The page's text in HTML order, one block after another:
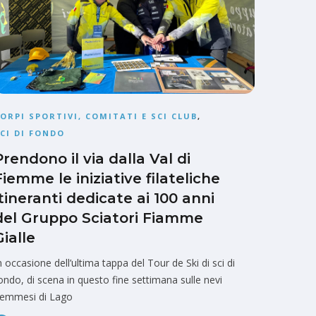
SPORTIVI, COMITATI E SCI CLUB,
DI FONDO
il via dalla Val di
le iniziative filateliche
dedicate ai 100 anni
Gruppo Sciatori Fiamme
occasione dell’ultima tappa del Tour de Ski di sci di
di scena in questo fine settimana sulle nevi
di Lago